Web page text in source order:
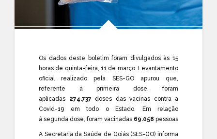
Os dados deste boletim foram divulgados às 15
horas de quinta-feira, 11 de março. Levantamento
oficial realizado pela SES-GO apurou que,
referente à primeira dose, foram
aplicadas
274.737doses das vacinas contra a
Covid-19 em todo o Estado. Em relação
à segunda dose, foram vacinadas 69.058 pessoas
A Secretaria da Saúde de Goiás (SES-GO) informa